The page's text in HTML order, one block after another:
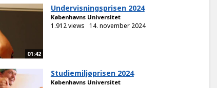
01:42
Undervisningsprisen 2024
Københavns Universitet
1.912 views 14. november 2024
Studiemiljøprisen 2024
Københavns Universitet